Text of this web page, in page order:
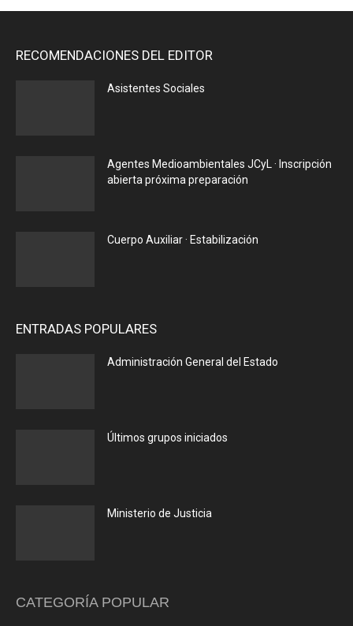
RECOMENDACIONES DEL EDITOR
Asistentes Sociales
Agentes Medioambientales JCyL · Inscripción
abierta próxima preparación
Cuerpo Auxiliar · Estabilización
ENTRADAS POPULARES
Administración General del Estado
Últimos grupos iniciados
Ministerio de Justicia
CATEGORÍA POPULAR